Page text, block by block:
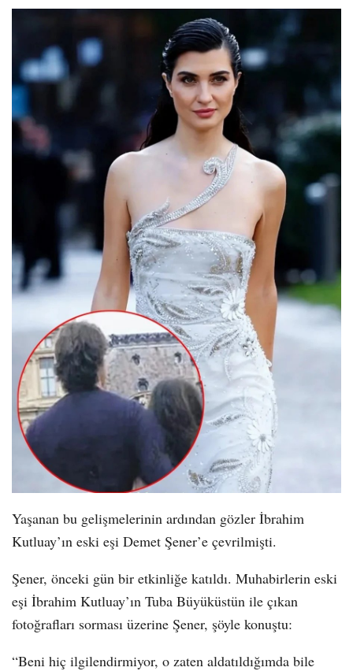
Yaşanan bu gelişmelerinin ardından gözler İbrahim
Kutluay’ın eski eşi Demet Şener’e çevrilmişti.
Şener, önceki gün bir etkinliğe katıldı. Muhabirlerin eski
eşi İbrahim Kutluay’ın Tuba Büyüküstün ile çıkan
fotoğrafları sorması üzerine Şener, şöyle konuştu:
“Beni hiç ilgilendirmiyor, o zaten aldatıldığımda bile